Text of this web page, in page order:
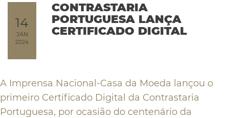
14
JAN
2024
CONTRASTARIA
PORTUGUESA LANÇA
CERTIFICADO DIGITAL
A Imprensa Nacional-Casa da Moeda lançou o
primeiro Certificado Digital da Contrastaria
Portuguesa, por ocasião do centenário da